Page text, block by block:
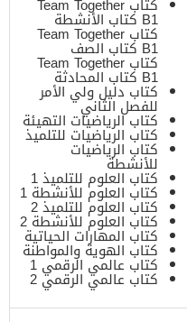
كتاب Team Together
B1 كتاب الأنشطة
كتاب Team Together
B1 كتاب الصف
كتاب Team Together
B1 كتاب المحادثة
كتاب دليل ولي الأمر
للفصل الثاني
كتاب الرياضيات التهيئة
كتاب الرياضيات للتلميذ
كتاب الرياضيات
للأنشطة
كتاب العلوم للتلميذ 1
كتاب العلوم للأنشطة 1
كتاب العلوم للتلميذ 2
كتاب العلوم للأنشطة 2
كتاب المهارات الحياتية
كتاب الهوية والمواطنة
كتاب عالمي الرقمي 1
كتاب عالمي الرقمي 2